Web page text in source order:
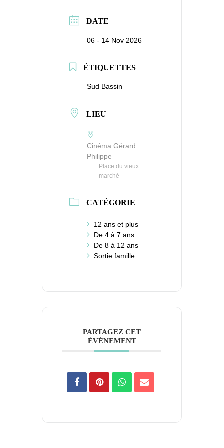
DATE
06 - 14 Nov 2026
ÉTIQUETTES
Sud Bassin
LIEU
Cinéma Gérard
Philippe
Place du vieux
marché
CATÉGORIE
12 ans et plus
De 4 à 7 ans
De 8 à 12 ans
Sortie famille
PARTAGEZ CET
ÉVÉNEMENT